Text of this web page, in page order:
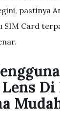
pastinya
SIM Card
Di